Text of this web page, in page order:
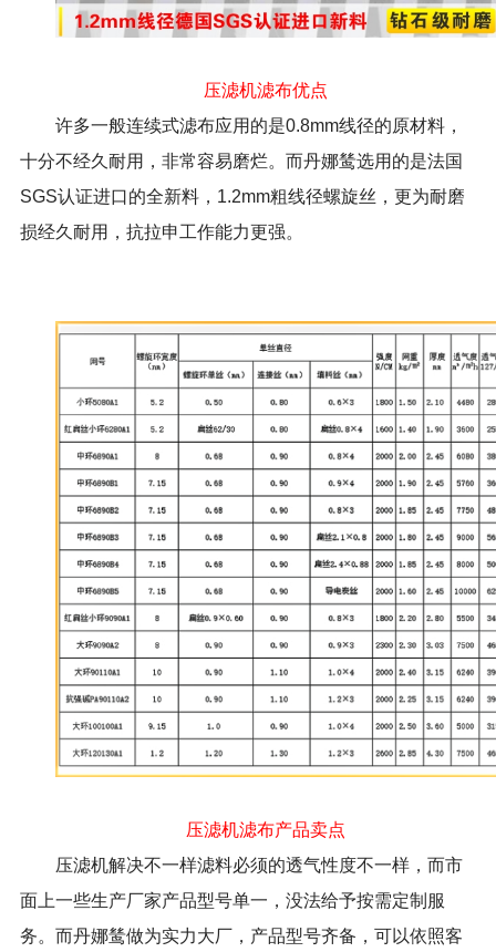
压滤机滤布优点
许多一般连续式滤布应用的是0.8mm线径的原材料，
十分不经久耐用，非常容易磨烂。而丹娜鸶选用的是法国
SGS认证进口的全新料，1.2mm粗线径螺旋丝，更为耐磨
损经久耐用，抗拉申工作能力更强。
压滤机滤布产品卖点
压滤机解决不一样滤料必须的透气性度不一样，而市
面上一些生产厂家产品型号单一，没法给予按需定制服
务。而丹娜鸶做为实力大厂，产品型号齐备，可以依照客